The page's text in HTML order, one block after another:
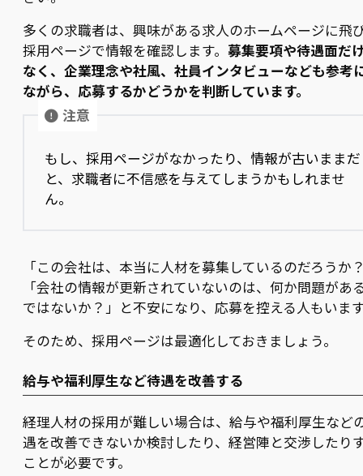
多くの求職者は、興味がある求人のホームページに飛
採用ページで情報を確認します。 募集要項や待遇面だ
なく、企業理念や社風、社員インタビューなども参考
ながら、応募するかどうかを判断しています。
注意
もし、採用ページがなかったり、情報が古いままだ
と、求職者に不信感を与えてしまうかもしれませ
ん。
「この会社は、本当に人材を募集しているのだろうか
「会社の情報が更新されていないのは、何か問題があ
ではないか？」と不安になり、応募を控える人もいま
そのため、採用ページは最適化しておきましょう。
給与や福利厚生など待遇を改善する
経理人材の採用が難しい場合は、給与や福利厚生など
遇を改善できないか検討したり、経営陣と交渉したり
ことが必要です。